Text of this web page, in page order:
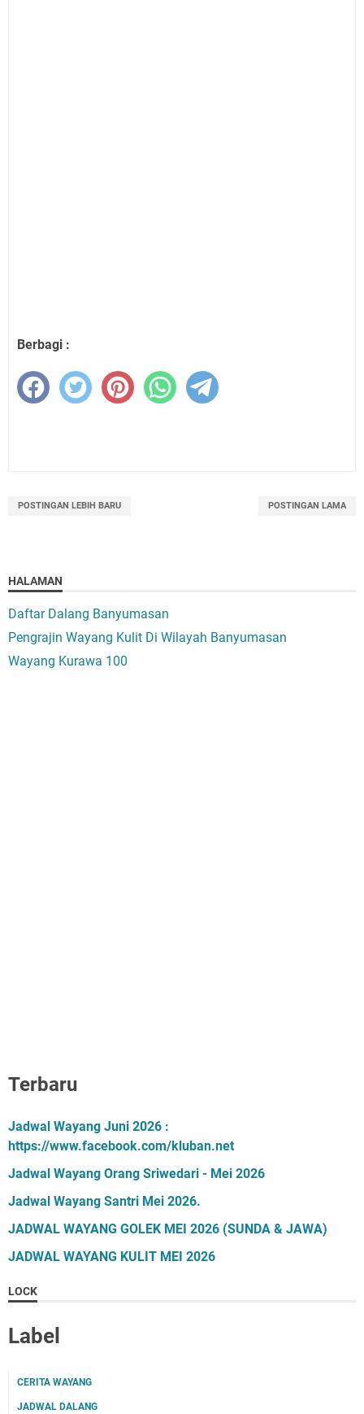
Berbagi :
POSTINGAN LEBIH BARU POSTINGAN LAMA
HALAMAN
Daftar Dalang Banyumasan
Pengrajin Wayang Kulit Di Wilayah Banyumasan
Wayang Kurawa 100
Terbaru
Jadwal Wayang Juni 2026 :
https://www.facebook.com/kluban.net
Jadwal Wayang Orang Sriwedari - Mei 2026
Jadwal Wayang Santri Mei 2026.
JADWAL WAYANG GOLEK MEI 2026 (SUNDA & JAWA)
JADWAL WAYANG KULIT MEI 2026
LOCK
Label
CERITA WAYANG
JADWAL DALANG